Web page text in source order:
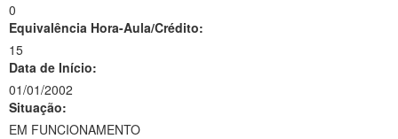
0
Equivalência Hora-Aula/Crédito:
15
Data de Início:
01/01/2002
Situação:
EM FUNCIONAMENTO